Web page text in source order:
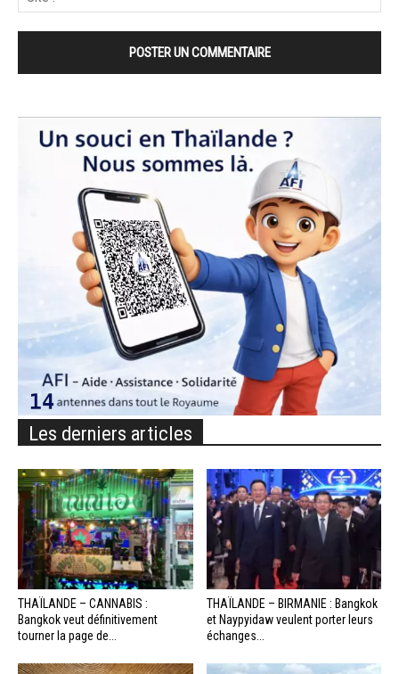
Les derniers articles
THAÏLANDE – CANNABIS :
Bangkok veut définitivement
tourner la page de...
THAÏLANDE – BIRMANIE : Bangkok
et Naypyidaw veulent porter leurs
échanges...